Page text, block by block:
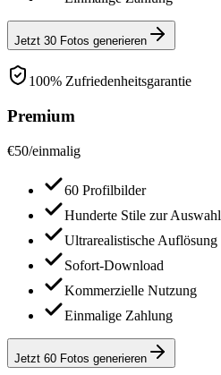
Jetzt 30 Fotos generieren
100% Zufriedenheitsgarantie
Premium
€50/einmalig
60 Profilbilder
Hunderte Stile zur Auswahl
Ultrarealistische Auflösung
Sofort-Download
Kommerzielle Nutzung
Einmalige Zahlung
Jetzt 60 Fotos generieren